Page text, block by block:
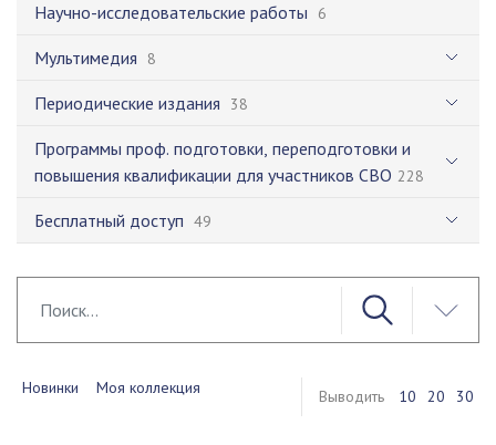
Научно-исследовательские работы 6
Мультимедия 8
Периодические издания 38
Программы проф. подготовки, переподготовки и
повышения квалификации для участников СВО 228
Бесплатный доступ 49
Новинки Моя коллекция Выводить 10 20 30